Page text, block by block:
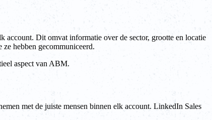
account. Dit omvat informatie over de sector, grootte en locatie
hebben gecommuniceerd.
aspect van ABM.
met de juiste mensen binnen elk account. LinkedIn Sales